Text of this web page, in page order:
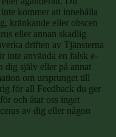
kommer att innehålla
kränkande eller obscen
eller annan skadlig
driften av Tjänsterna
inte använda en falsk e-
dig själv eller på annat
om ursprunget till
för all Feedback du ger
och åtar oss inget
av dig eller någon